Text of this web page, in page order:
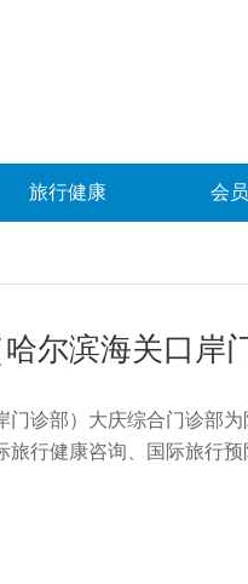
旅行健康 会
尔滨海关口岸
诊部）大庆综合门诊部
行健康咨询、国际旅行